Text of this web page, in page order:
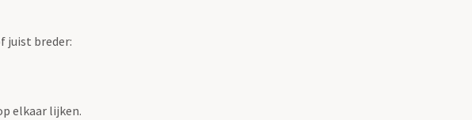
juist breder:
elkaar lijken.